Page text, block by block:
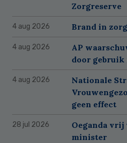
Zorgreserve
4 aug 2026 Brand in
4 aug 2026
AP
door gebruik
4 aug 2026
Nationale
geen effect
28 jul 2026
Oeganda vrij
minister